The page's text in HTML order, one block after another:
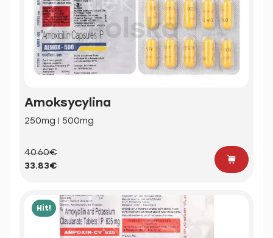
Amoksycylina
250mg | 500mg
40.60€
33.83€
Hit!